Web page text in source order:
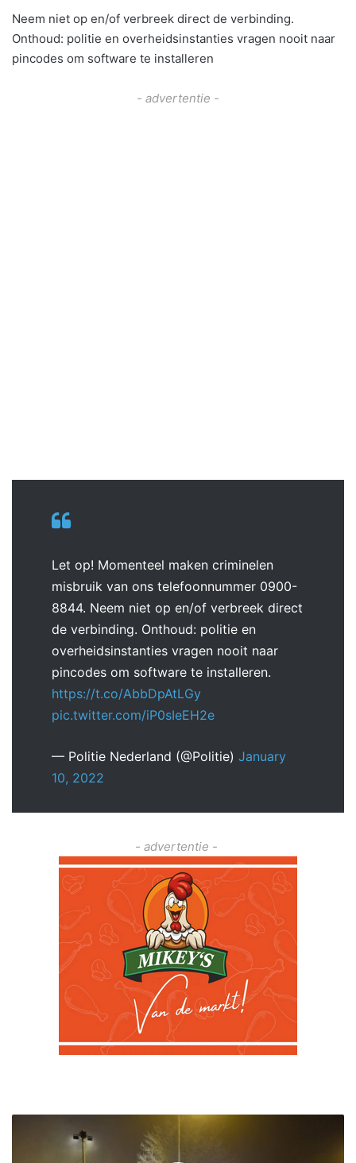
Neem niet op en/of verbreek direct de verbinding.
Onthoud: politie en overheidsinstanties vragen nooit naar
pincodes om software te installeren
- advertentie -
Let op! Momenteel maken criminelen
misbruik van ons telefoonnummer 0900-
8844. Neem niet op en/of verbreek direct
de verbinding. Onthoud: politie en
overheidsinstanties vragen nooit naar
pincodes om software te installeren.
https://t.co/AbbDpAtLGy
pic.twitter.com/iP0sIeEH2e
— Politie Nederland (@Politie) January
10, 2022
- advertentie -